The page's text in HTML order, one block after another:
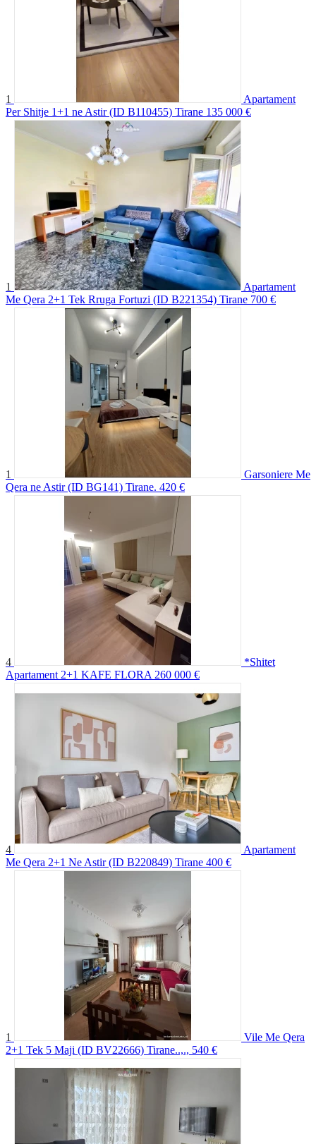
1
Apartament
Per Shitje 1+1 ne Astir (ID B110455) Tirane 135 000 €
1
Apartament
Me Qera 2+1 Tek Rruga Fortuzi (ID B221354) Tirane 700 €
1
Garsoniere Me
Qera ne Astir (ID BG141) Tirane. 420 €
4
*Shitet
Apartament 2+1 KAFE FLORA 260 000 €
4
Apartament
Me Qera 2+1 Ne Astir (ID B220849) Tirane 400 €
1
Vile Me Qera
2+1 Tek 5 Maji (ID BV22666) Tirane..,., 540 €